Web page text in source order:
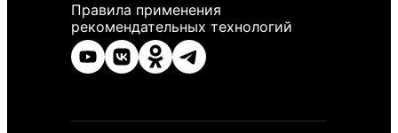
Правила применения
рекомендательных технологий